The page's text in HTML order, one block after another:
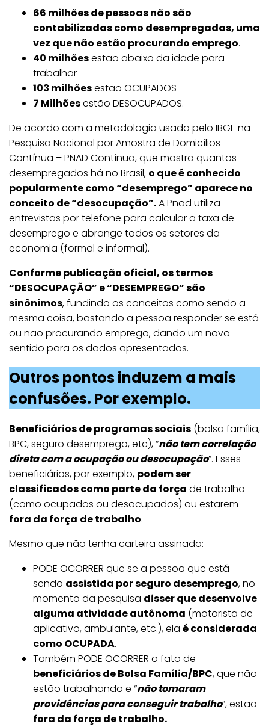
66 milhões de pessoas não são
contabilizadas como desempregadas, uma
vez que não estão procurando emprego.
40 milhõesestão abaixo da idade para
trabalhar
103 milhõesestão OCUPADOS
7 Milhõesestão DESOCUPADOS.
De acordo com a metodologia usada pelo IBGE na
Pesquisa Nacional por Amostra de Domicílios
Contínua – PNAD Contínua, que mostra quantos
desempregados há no Brasil, o que é conhecido
popularmente como “desemprego” aparece no
conceito de “desocupação”.A Pnad utiliza
entrevistas por telefone para calcular a taxa de
desemprego e abrange todos os setores da
economia (formal e informal).
Conforme publicação oficial, os termos
“DESOCUPAÇÃO” e “DESEMPREGO” são
sinônimos, fundindo os conceitos como sendo a
mesma coisa, bastando a pessoa responder se está
ou não procurando emprego, dando um novo
sentido para os dados apresentados.
Outros pontos induzem a mais
confusões. Por exemplo.
Beneficiários de programas sociais (bolsa família,
BPC, seguro desemprego, etc), “não tem correlação
direta com a ocupação ou desocupação”. Esses
beneficiários, por exemplo, podem ser
classificados como parte da força de trabalho
(como ocupados ou desocupados) ou estarem
fora da força de trabalho.
Mesmo que não tenha carteira assinada:
PODE OCORRER que se a pessoa que está
sendo assistida por seguro desemprego, no
momento da pesquisa disser que desenvolve
alguma atividade autônoma (motorista de
aplicativo, ambulante, etc.), ela é considerada
como OCUPADA.
Também PODE OCORRER o fato de
beneficiários de Bolsa Família/BPC, que não
estão trabalhando e “não tomaram
providências para conseguir trabalho”, estão
fora da força de trabalho.